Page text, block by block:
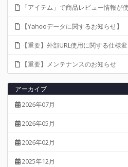
「アイテム」で商品レビュー情報が
【Yahooデータに関するお知らせ】
【重要】外部URL使用に関する仕様
【重要】メンテナンスのお知らせ
アーカイブ
2026年07月
2026年05月
2026年02月
2025年12月